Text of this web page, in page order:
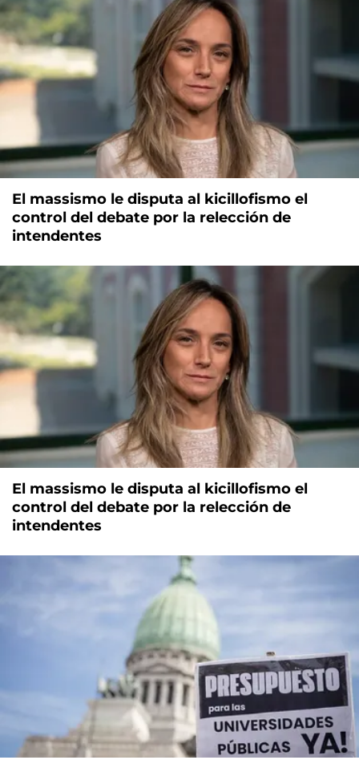
El massismo le disputa al kicillofismo el
control del debate por la relección de
intendentes
El massismo le disputa al kicillofismo el
control del debate por la relección de
intendentes